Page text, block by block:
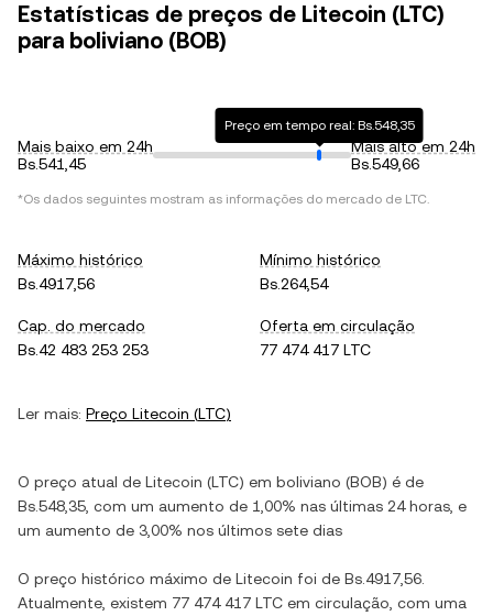
Estatísticas de preços de Litecoin (LTC)
para boliviano (BOB)
Mais baixo em 24h
Bs.541,45
Preço em tempo real: Bs.548,35
Mais alto em 24h
Bs.549,66
*Os dados seguintes mostram as informações do mercado de LTC.
Máximo histórico
Bs.4917,56
Mínimo histórico
Bs.264,54
Cap. do mercado
Bs.42 483 253 253
Oferta em circulação
77 474 417 LTC
Ler mais: Preço Litecoin (LTC)
O preço atual de Litecoin (LTC) em boliviano (BOB) é de
Bs.548,35 , com um aumento de 1,00% nas últimas 24 horas, e
um aumento de 3,00% nos últimos sete dias
O preço histórico máximo de Litecoin foi de Bs.4917,56
Atualmente, existem 77 474 417 LTC em circulação, com uma